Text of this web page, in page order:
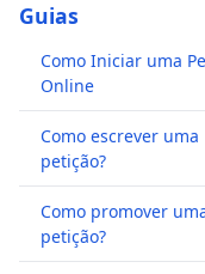
Guias
Como Iniciar uma
Online
Como escrever uma
petição?
Como promover
petição?